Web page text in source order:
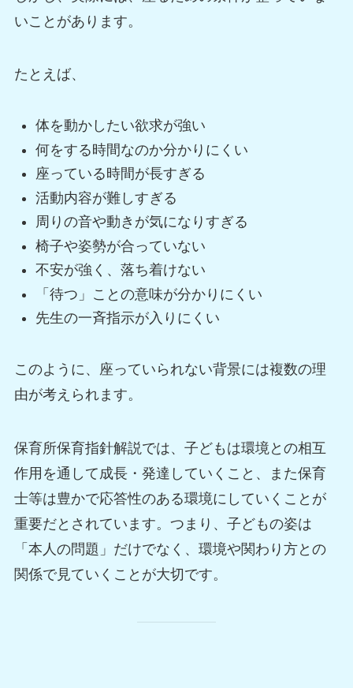
いことがあります。
たとえば、
体を動かしたい欲求が強い
何をする時間なのか分かりにくい
座っている時間が長すぎる
活動内容が難しすぎる
周りの音や動きが気になりすぎる
椅子や姿勢が合っていない
不安が強く、落ち着けない
「待つ」ことの意味が分かりにくい
先生の一斉指示が入りにくい
このように、座っていられない背景には複数の理
由が考えられます。
保育所保育指針解説では、子どもは環境との相互
作用を通して成長・発達していくこと、また保育
士等は豊かで応答性のある環境にしていくことが
重要だとされています。つまり、子どもの姿は
「本人の問題」だけでなく、環境や関わり方との
関係で見ていくことが大切です。